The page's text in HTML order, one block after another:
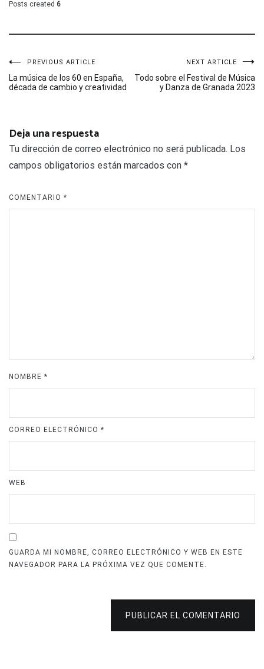
Posts created 6
Navegación
de
entradas
PREVIOUS ARTICLE
La música de los 60 en España,
década de cambio y creatividad
NEXT ARTICLE
Todo sobre el Festival de Música
y Danza de Granada 2023
Deja una respuesta
Tu dirección de correo electrónico no será publicada. Los
campos obligatorios están marcados con *
COMENTARIO *
NOMBRE *
CORREO ELECTRÓNICO *
WEB
GUARDA MI NOMBRE, CORREO ELECTRÓNICO Y WEB EN ESTE
NAVEGADOR PARA LA PRÓXIMA VEZ QUE COMENTE.
PUBLICAR EL COMENTARIO